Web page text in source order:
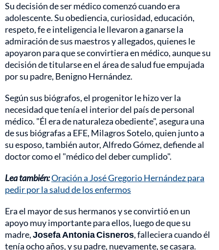
Su decisión de ser médico comenzó cuando era
adolescente. Su obediencia, curiosidad, educación,
respeto, fe e inteligencia le llevaron a ganarse la
admiración de sus maestros y allegados, quienes le
apoyaron para que se convirtiera en médico, aunque su
decisión de titularse en el área de salud fue empujada
por su padre, Benigno Hernández.
Según sus biógrafos, el progenitor le hizo ver la
necesidad que tenía el interior del país de personal
médico. "Él era de naturaleza obediente", asegura una
de sus biógrafas a EFE, Milagros Sotelo, quien junto a
su esposo, también autor, Alfredo Gómez, defiende al
doctor como el "médico del deber cumplido".
Lea también:Oración a José Gregorio Hernández para
pedir por la salud de los enfermos
Era el mayor de sus hermanos y se convirtió en un
apoyo muy importante para ellos, luego de que su
madre,Josefa Antonia Cisneros, falleciera cuando él
tenía ocho años, y su padre, nuevamente, se casara.